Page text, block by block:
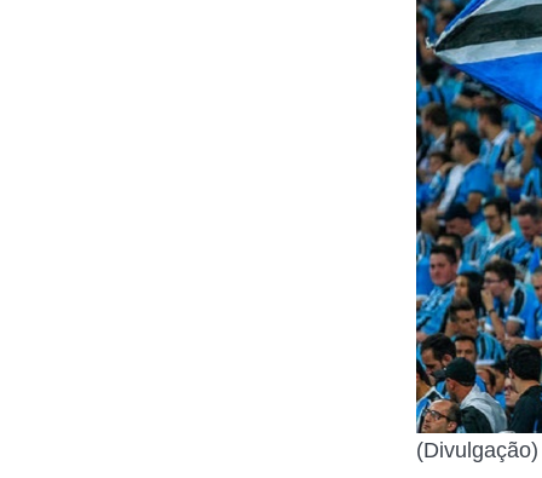
(Divulgação)